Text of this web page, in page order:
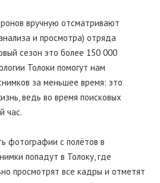
вручную отсматривают
и просмотра) отряда
сезон это более 150 000
Толоки помогут нам
за меньшее время: это
ведь во время поисковых
час.
фотографии с полётов в
попадут в Толоку, где
просмотрят все кадры и отметят